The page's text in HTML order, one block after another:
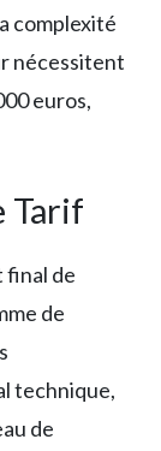
complexité
nécessitent
euros,
Tarif
final de
de
technique,
de